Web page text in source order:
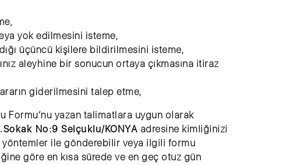
yok edilmesini isteme,
üçüncü kişilere bildirilmesini isteme,
aleyhine bir sonucun ortaya çıkmasına itiraz
giderilmesini talep etme,
Formu’nu yazan talimatlara uygun olarak
No:9 Selçuklu/KONYA adresine kimliğinizi
ile gönderebilir veya ilgili formu
göre en kısa sürede ve en geç otuz gün